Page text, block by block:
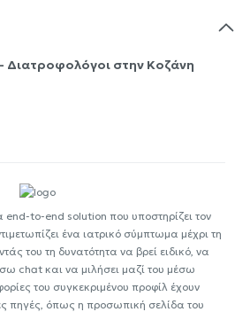
Διατροφολόγοι στην Κοζάνη
end-to-end solution που υποστηρίζει τον
ένα ιατρικό σύμπτωμα μέχρι τη
του τη δυνατότητα να βρεί ειδικό, να
chat και να μιλήσει μαζί του μέσω
του συγκεκριμένου προφίλ έχουν
πηγές, όπως η προσωπική σελίδα του